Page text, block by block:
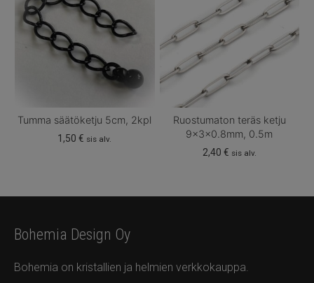
Tumma säätöketju 5cm, 2kpl
1,50€ sis alv.
Ruostumaton teräs ketju
9x3x0.8mm, 0.5m
2,40 € sis alv.
Bohemia Design Oy
Bohemia on kristallien ja helmien verkkokauppa.